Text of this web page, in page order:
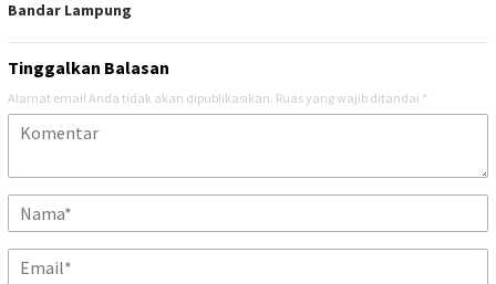
Bandar Lampung
Tinggalkan Balasan
Alamat email Anda tidak akan dipublikasikan. Ruas yang wajib ditandai *